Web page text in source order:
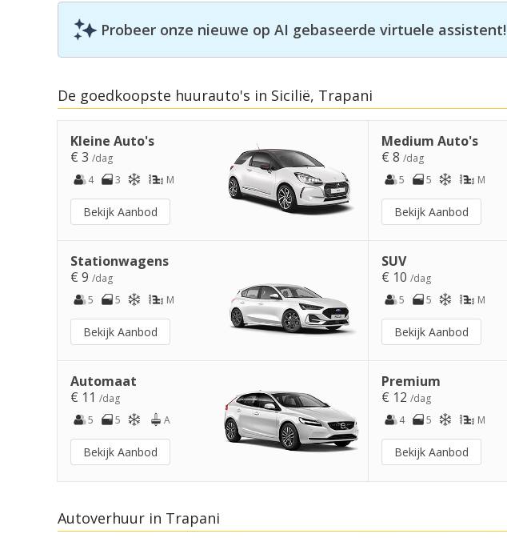
Probeer onze nieuwe op AI gebaseerde virtuele assistent!
De goedkoopste huurauto's in Sicilië, Trapani
Kleine Auto's
€ 3 /dag
4
3 M
Bekijk Aanbod
Medium Auto's
€ 8/dag
5
5 M
Bekijk Aanbod
Stationwagens
€ 9 /dag
5
5 M
Bekijk Aanbod
SUV
€ 10/dag
5
5 M
Bekijk Aanbod
Automaat
€ 11 /dag
5
5 A
Bekijk Aanbod
Premium
€ 12/dag
4
5 M
Bekijk Aanbod
Autoverhuur in Trapani